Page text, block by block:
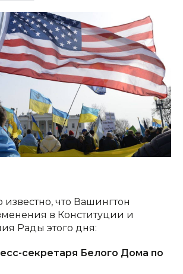
известно, что Вашингтон
в Конституции и
Рады этого дня:
секретаря Белого Дома по